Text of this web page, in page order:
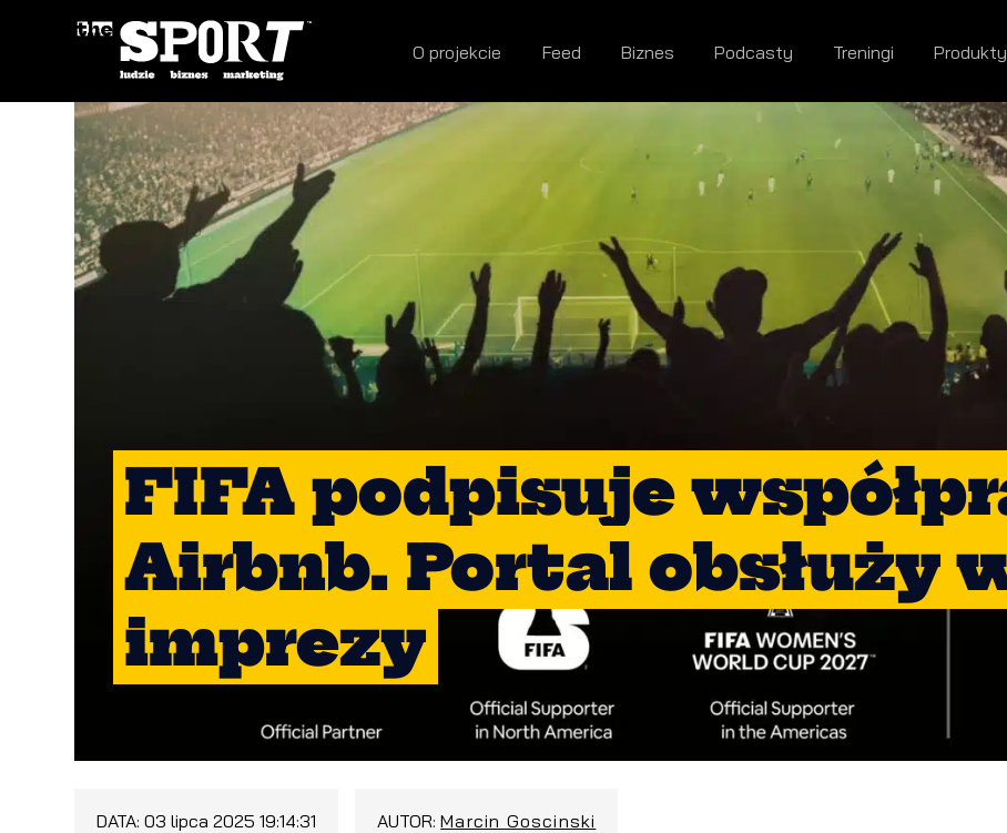
O projekcie Feed Biznes Podcasty Treningi Produkty
FIFA podpisuje
Airbnb. Portal obsłuży
imprezy
DATA:03 lipca 2025 19:14:31 AUTOR:Marcin Goscinski